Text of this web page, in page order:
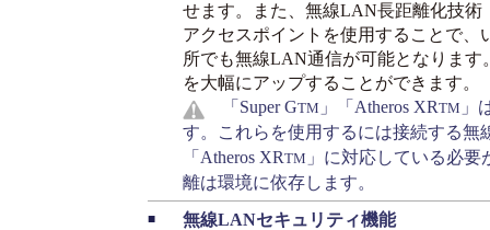
せます。また、無線LAN長距離化技
アクセスポイントを使用することで、
所でも無線LAN通信が可能となりま
を大幅にアップすることができます。
「Super GTM 」「Atheros XRTM 」
す。これらを使用するには接続する無
「Atheros XRTM 」に対応している必
離は環境に依存します。
■
無線LANセキュリティ機能